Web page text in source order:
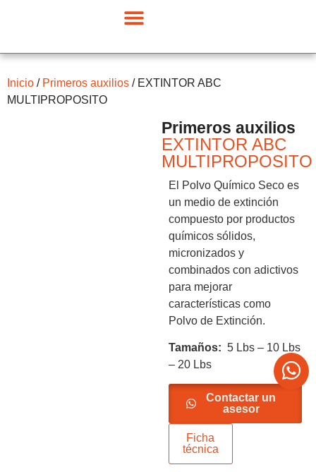
Inicio / Primeros auxilios / EXTINTOR ABC
MULTIPROPOSITO
Primeros auxilios
EXTINTOR ABC
MULTIPROPOSITO
El Polvo Químico Seco es
un medio de extinción
compuesto por productos
químicos sólidos,
micronizados y
combinados con adictivos
para mejorar
características como
Polvo de Extinción.
Tamaños: 5 Lbs – 10 Lbs
– 20 Lbs
Contactar un
asesor
Ficha
técnica